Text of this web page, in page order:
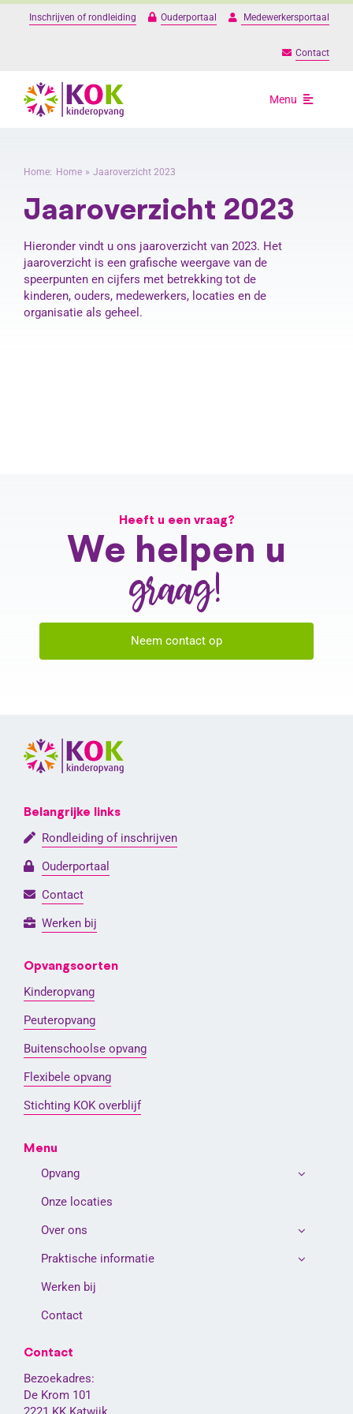
Ga
Inschrijven of rondleiding Ouderportaal Medewerkersportaal
Contact
Menu
Over ons
Praktische
Home: Home Jaaroverzicht 2023
Jaaroverzicht 2023
Hieronder vindt u ons jaaroverzicht van 2023. Het
jaaroverzicht is een grafische weergave van de
speerpunten en cijfers met betrekking tot de
kinderen, ouders, medewerkers, locaties en de
organisatie als geheel.
Heeft u een vraag?
We helpen u
graag!
Neem contact op
Belangrijke links
Rondleiding of inschrijven
Ouderportaal
Contact
Werken bij
Opvangsoorten
Kinderopvang
Peuteropvang
Buitenschoolse opvang
Flexibele opvang
Stichting KOK overblijf
Menu
Opvang
Onze locaties
Over ons
Praktische informatie
Werken bij
Contact
Contact
Bezoekadres:
De Krom 101